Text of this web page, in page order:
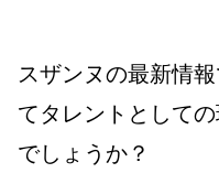
スザンヌの最新情
てタレントとして
でしょうか？